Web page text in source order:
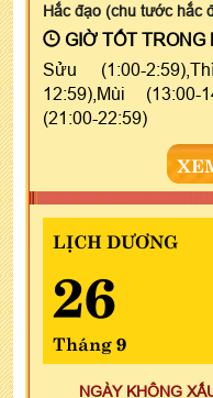
Hắc đạo (chu tước hắc
GIỜ TỐT TRONG
Sửu (1:00-
12:59),Mùi (13:00-
(21:00-22:59)
LỊCH DƯƠNG
26
Tháng 9
NGÀY KHÔNG